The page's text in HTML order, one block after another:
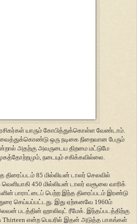
யாரும் கோபித்துக்கொள்ள வேண்டாம்.
ஒரு நடிகை நிறைவான பேரும்
என்றால் அதற்கு அவருடைய திறமை மட்டுமே
நடையும் சகிக்கவில்லை.
85 மில்லியன் டாலர் செலவில்
வெளியாகி 450 மில்லியன் டாலர் வசூலை வாரிக்
பாராட்டைப் பெற்ற இந்த திரைப்படம் இரண்டு
செய்யப்பட்டது. இது ஏற்கனவே 1960ம்
படத்தின் ஹாலிவுட் ரீமேக். இந்தப்படத்திற்கு
Thirteen என்ற பெயரில் இதன் அடுத்த பாகங்கள்